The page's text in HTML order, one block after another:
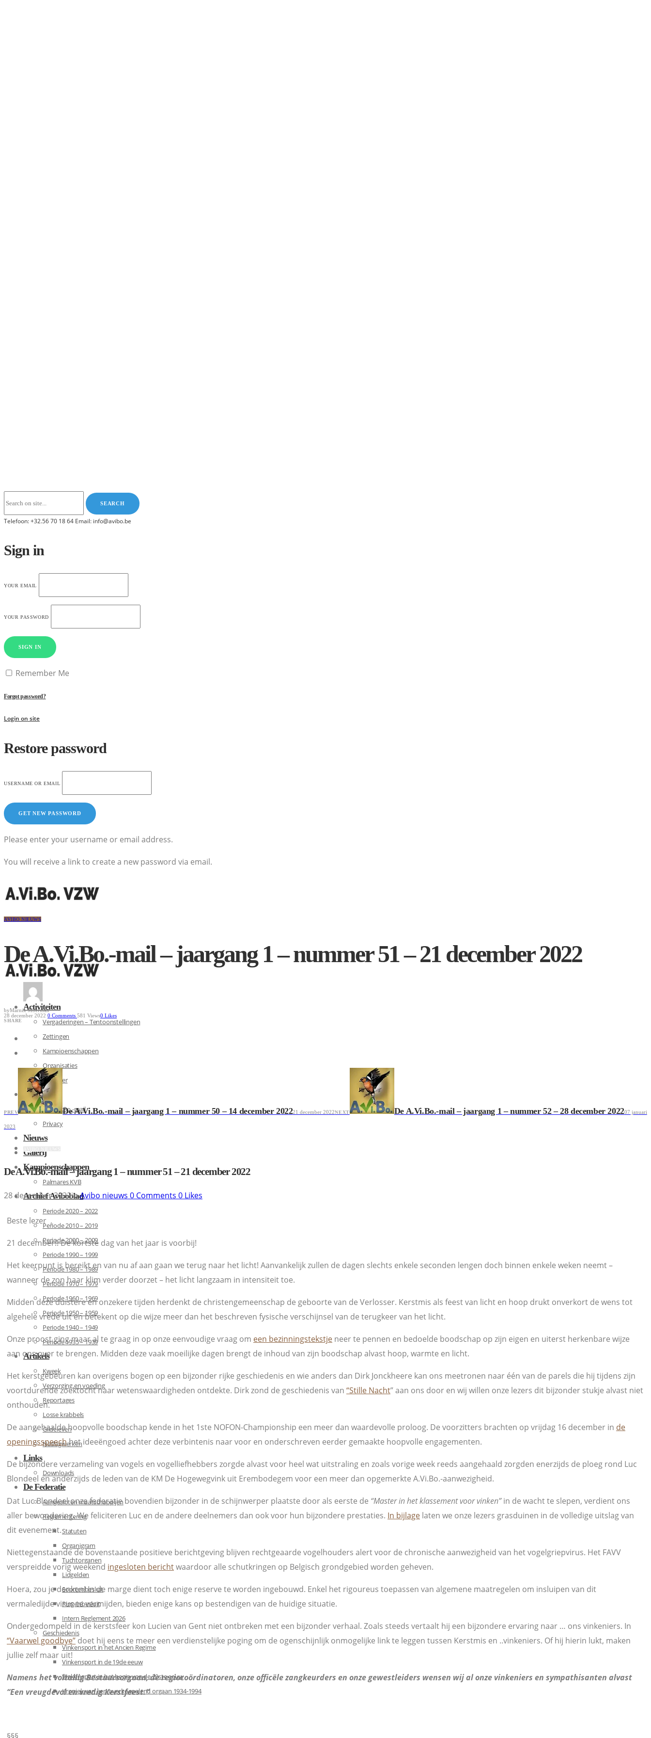
Telefoon: +32.56 70 18 64 Email: info@avibo.be
Sign in
YOUR EMAIL
YOUR PASSWORD
SIGN IN
Remember Me
Forgot password?
Login on site
Restore password
USERNAME OR EMAIL
Please enter your username or email address.
You will receive a link to create a new password via email.
Activiteiten
Vergaderingen – Tentoonstellingen
Zettingen
Kampioenschappen
Organisaties
Kalender
Contact
De A.Vi.Bo.-mail
Privacy
Nieuws
Galerij
Kampioenschappen
Palmares KVB
Archief Aviboblad
Periode 2020 – 2022
Periode 2010 – 2019
Periode 2000 – 2009
Periode 1990 – 1999
Periode 1980 – 1989
Periode 1970 – 1979
Periode 1960 – 1969
Periode 1950 – 1959
Periode 1940 – 1949
Periode 1935 – 1939
Artikels
Kweek
Verzorging en voeding
Reportages
Losse krabbels
Gildeleven
Naslagwerken
Links
Downloads
De Federatie
Aangesloten maatschappijen
Reglementering
Statuten
Organigram
Tuchtorganen
Lidgelden
Soortenbesluit
Ringenbesluit
Intern Reglement 2026
Geschiedenis
Vinkensport in het Ancien Regime
Vinkensport in de 19de eeuw
Vinkensport in het begin van de 20ste eeuw
Kroniek van een overkoepelend orgaan 1934-1994
AVIBO NIEUWS
De A.Vi.Bo.-mail – jaargang 1 – nummer 51 – 21 december 2022
byMarnix Moerman
28 december 2022 0 Comments 581 Views0 Likes
SHARE
PREV De A.Vi.Bo.-mail – jaargang 1 – nummer 50 – 14 december 202221 december 2022NEXT De A.Vi.Bo.-mail – jaargang 1 – nummer 52 – 28 december 202207 januari
2023
De A.Vi.Bo.-mail – jaargang 1 – nummer 51 – 21 december 2022
28 december 2022inAvibo nieuws 0 Comments 0 Likes
Beste lezer ,
21 december!! De kortste dag van het jaar is voorbij!
Het keerpunt is bereikt en van nu af aan gaan we terug naar het licht! Aanvankelijk zullen de dagen slechts enkele seconden lengen doch binnen enkele weken neemt –
wanneer de zon haar klim verder doorzet – het licht langzaam in intensiteit toe.
Midden deze duistere en onzekere tijden herdenkt de christengemeenschap de geboorte van de Verlosser. Kerstmis als feest van licht en hoop drukt onverkort de wens tot
algehele vrede uit en betekent op die wijze meer dan het beschreven fysische verschijnsel van de terugkeer van het licht.
Onze proost ging maar al te graag in op onze eenvoudige vraag om een bezinningstekstje neer te pennen en bedoelde boodschap op zijn eigen en uiterst herkenbare wijze
aan ons over te brengen. Midden deze vaak moeilijke dagen brengt de inhoud van zijn boodschap alvast hoop, warmte en licht.
Het kerstgebeuren kan overigens bogen op een bijzonder rijke geschiedenis en wie anders dan Dirk Jonckheere kan ons meetronen naar één van de parels die hij tijdens zijn
voortdurende zoektocht naar wetenswaardigheden ontdekte. Dirk zond de geschiedenis van “Stille Nacht” aan ons door en wij willen onze lezers dit bijzonder stukje alvast niet
onthouden.
De aangehaalde hoopvolle boodschap kende in het 1ste NOFON-Championship een meer dan waardevolle proloog. De voorzitters brachten op vrijdag 16 december in de
openingsspeechhet ideeëngoed achter deze verbintenis naar voor en onderschreven eerder gemaakte hoopvolle engagementen.
De bijzondere verzameling van vogels en vogelliefhebbers zorgde alvast voor heel wat uitstraling en zoals vorige week reeds aangehaald zorgden enerzijds de ploeg rond Luc
Blondeel en anderzijds de leden van de KM De Hogewegvink uit Erembodegem voor een meer dan opgemerkte A.Vi.Bo.-aanwezigheid.
Dat Luc Blondeel onze federatie bovendien bijzonder in de schijnwerper plaatste door als eerste de “Master in het klassement voor vinken”in de wacht te slepen, verdient ons
aller bewondering. We feliciteren Luc en de andere deelnemers dan ook voor hun bijzondere prestaties. In bijlage laten we onze lezers grasduinen in de volledige uitslag van
dit evenement.
Niettegenstaande de bovenstaande positieve berichtgeving blijven rechtgeaarde vogelhouders alert voor de chronische aanwezigheid van het vogelgriepvirus. Het FAVV
verspreidde vorig weekend ingesloten berichtwaardoor alle schutkringen op Belgisch grondgebied worden geheven.
Hoera, zou je denken! In de marge dient toch enige reserve te worden ingebouwd. Enkel het rigoureus toepassen van algemene maatregelen om insluipen van dit
vermaledijde virus te vermijden, bieden enige kans op bestendigen van de huidige situatie.
Ondergedompeld in de kerstsfeer kon Lucien van Gent niet ontbreken met een bijzonder verhaal. Zoals steeds vertaalt hij een bijzondere ervaring naar … ons vinkeniers. In
“Vaarwel goodbye” doet hij eens te meer een verdienstelijke poging om de ogenschijnlijk onmogelijke link te leggen tussen Kerstmis en ..vinkeniers. Of hij hierin lukt, maken
jullie zelf maar uit!
Namens het voltallig Bestuursorgaan, de regiocoördinatoren, onze officële zangkeurders en onze gewestleiders wensen wij al onze vinkeniers en sympathisanten alvast
“Een vreugdevol en vredig Kerstfeest.”